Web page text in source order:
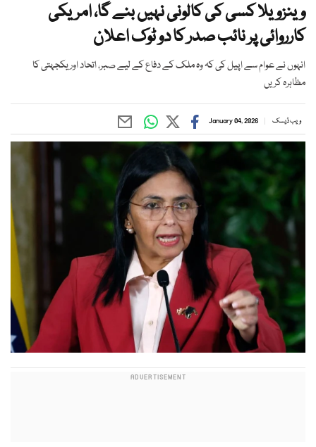
وینزویلا کسی کی کالونی نہیں بنے گا، امریکی
کارروائی پر نائب صدر کا دو ٹوک اعلان
انہوں نے عوام سے اپیل کی کہ وہ ملک کے دفاع کے لیے صبر، اتحاد اور یکجہتی کا
مظاہرہ کریں
ویب ڈیسک January 04, 2026